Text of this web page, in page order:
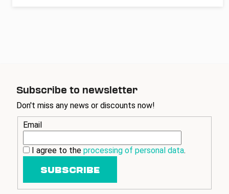
Subscribe to newsletter
Don't miss any news or discounts now!
Email
I agree to the processing of personal data.
SUBSCRIBE